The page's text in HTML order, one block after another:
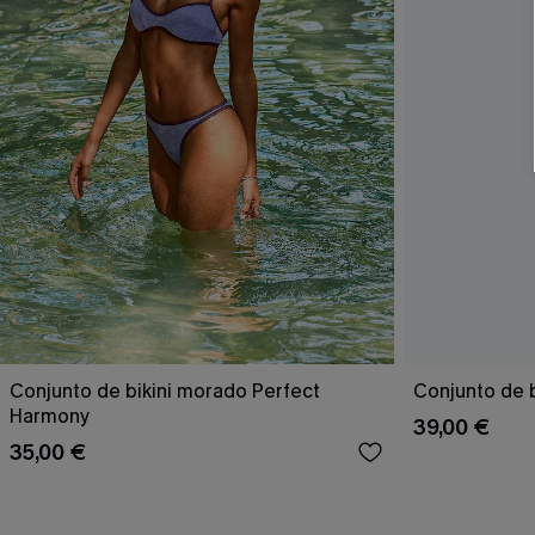
Conjunto de bikini morado Perfect
Harmony
35,00 €
Conjunto de
39,00 €